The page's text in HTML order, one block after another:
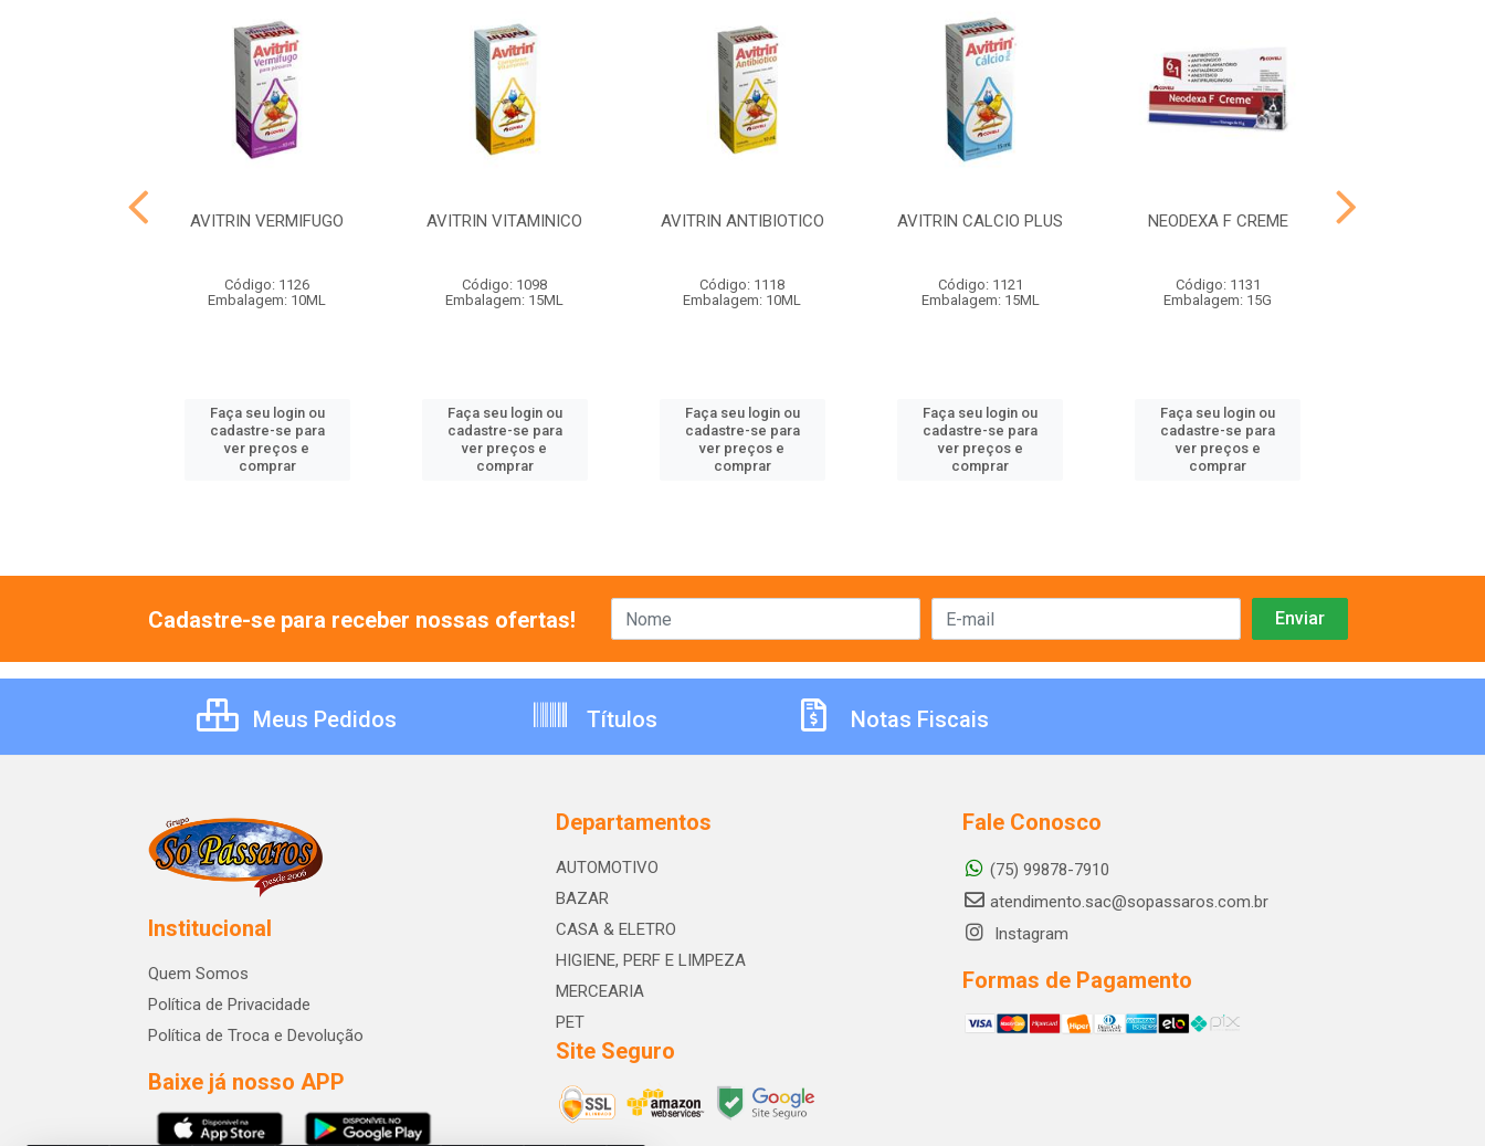
AVITRIN VERMIFUGO
Código: 1126
Embalagem: 10ML
Faça seu login ou
cadastre-se para
ver preços e
comprar
AVITRIN VITAMINICO
Código: 1098
Embalagem: 15ML
Faça seu login ou
cadastre-se para
ver preços e
comprar
AVITRIN ANTIBIOTICO
Código: 1118
Embalagem: 10ML
Faça seu login ou
cadastre-se para
ver preços e
comprar
AVITRIN CALCIO PLUS
Código: 1121
Embalagem: 15ML
Faça seu login ou
cadastre-se para
ver preços e
comprar
NEODEXA F CREME
Código: 1131
Embalagem: 15G
Faça seu login ou
cadastre-se para
ver preços e
comprar
Cadastre-se para receber nossas ofertas!
Meus Pedidos Títulos Notas Fiscais
Institucional
Quem Somos
Política de Privacidade
Política de Troca e Devolução
Baixe já nosso APP
Departamentos
AUTOMOTIVO
BAZAR
CASA & ELETRO
HIGIENE, PERF E LIMPEZA
MERCEARIA
PET
Site Seguro
Fale Conosco
(75) 99878-7910
atendimento.sac@sopassaros.com.br
Instagram
Formas de Pagamento